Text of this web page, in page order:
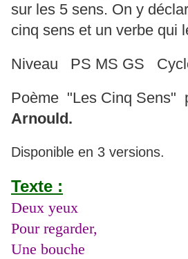
sur les 5 sens. On y
cinq sens et un verbe qui
Niveau PS MS GS
Poème "Les Cinq Sens"
Arnould.
Disponible en 3 versions.
Texte :
Deux yeux
Pour regarder,
Une bouche